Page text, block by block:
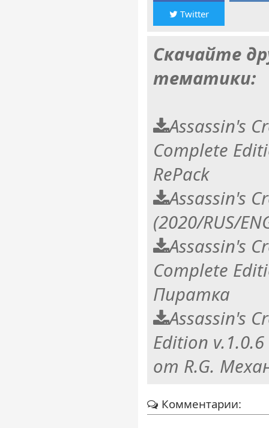
Twitter
Скачайте
тематики:
Assassin's
Complete
RePack
Assassin's
(2020/RUS/
Assassin's
Complete
Пиратка
Assassin's
Edition v.1.0.6
от R.G.
Комментарии: